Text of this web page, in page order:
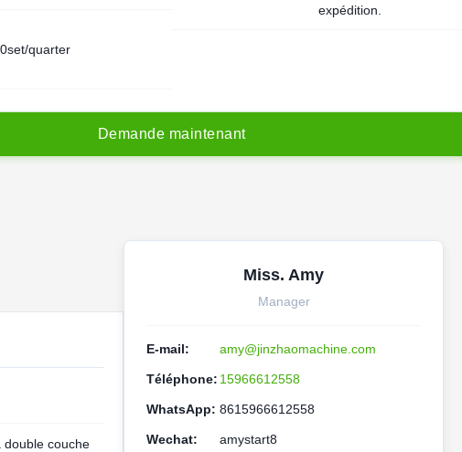
expédition.
quarter
Demande maintenant
double couche
Miss. Amy
Manager
E-mail: amy@jinzhaomachine.com
Téléphone: 15966612558
WhatsApp: 8615966612558
Wechat: amystart8